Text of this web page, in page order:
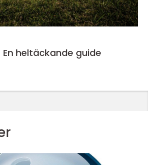
heltäckande guide